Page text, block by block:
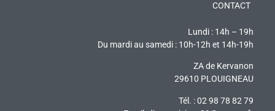
CONTACT
Lundi : 14h – 19h
Du mardi au samedi : 10h-12h et 14h-19h
ZA de Kervanon
29610 PLOUIGNEAU
Tél. : 02 98 78 82 79